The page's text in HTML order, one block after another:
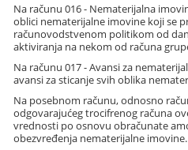
Na računu 016 - Nematerijalna
oblici nematerijalne imovine koji se
računovodstvenom politikom od
aktiviranja na nekom od računa
Na računu 017 - Avansi za
avansi za sticanje svih oblika
Na posebnom računu, odnosno
odgovarajućeg trocifrenog računa
vrednosti po osnovu obračunate
obezvređenja nematerijalne imovine.